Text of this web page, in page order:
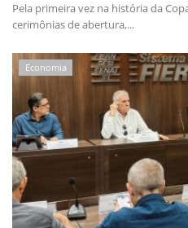
Pela primeira vez na história da
cerimônias de abertura,...
Economia